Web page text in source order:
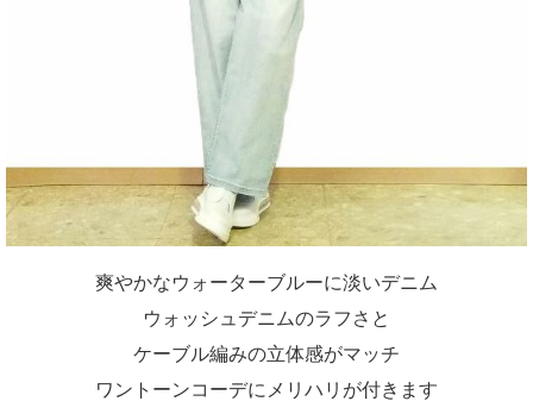
爽やかなウォーターブルーに淡いデニム
ウォッシュデニムのラフさと
ケーブル編みの立体感がマッチ
ワントーンコーデにメリハリが付きます